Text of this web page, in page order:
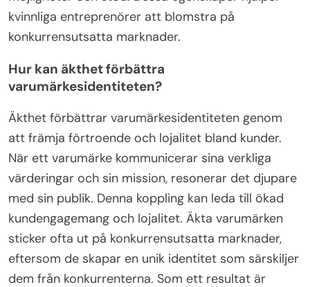
Vilka sällsynta egenskaper kan
särskilja kvinnliga entreprenörer
inom sina områden?
Unika egenskaper som kan särskilja kvinnliga
entreprenörer inkluderar motståndskraft,
anpassningsförmåga och starka
nätverksfärdigheter. Motståndskraft gör att de kan
övervinna utmaningar som är specifika för deras
kön inom affärsvärlden. Anpassningsförmåga gör
att de effektivt kan navigera genom förändrade
marknadsförhållanden. Starka nätverksfärdigheter
främjar värdefulla kontakter som kan leda till
möjligheter och stöd. Dessa egenskaper hjälper